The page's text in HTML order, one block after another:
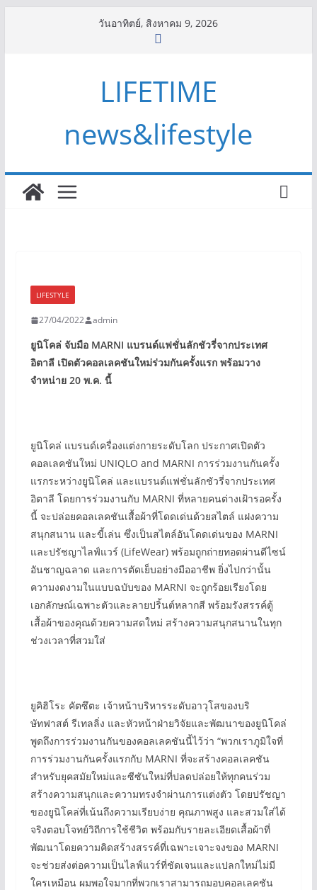
วันอาทิตย์, สิงหาคม 9, 2026
LIFETIME
news&lifestyle
LIFESTYLE
27/04/2022 admin
ยูนิโคล่ จับมือ MARNI แบรนด์แฟชั่นลักชัวรี่จากประเทศ
อิตาลี เปิดตัวคอลเลคชันใหม่ร่วมกันครั้งแรก พร้อมวาง
จำหน่าย 20พ.ค. นี้
ยูนิโคล่ แบรนด์เครื่องแต่งกายระดับโลก ประกาศเปิดตัว
คอลเลคชันใหม่ UNIQLO and MARNI การร่วมงานกันครั้ง
แรกระหว่างยูนิโคล่ และแบรนด์แฟชั่นลักชัวรี่จากประเทศ
อิตาลี โดยการร่วมงานกับ MARNI ที่หลายคนต่างเฝ้ารอครั้ง
นี้ จะปล่อยคอลเลคชันเสื้อผ้าที่โดดเด่นด้วยสไตล์ แฝงความ
สนุกสนาน และขี้เล่น ซึ่งเป็นสไตล์อันโดดเด่นของ MARNI
และปรัชญาไลฟ์แวร์ (LifeWear) พร้อมถูกถ่ายทอดผ่านดีไซน์
อันชาญฉลาด และการตัดเย็บอย่างมืออาชีพ ยิ่งไปกว่านั้น
ความงดงามในแบบฉบับของ MARNI จะถูกร้อยเรียงโดย
เอกลักษณ์เฉพาะตัวและลายปริ้นต์หลากสี พร้อมรังสรรค์ตู้
เสื้อผ้าของคุณด้วยความสดใหม่ สร้างความสนุกสนานในทุก
ช่วงเวลาที่สวมใส่
ยูคิฮิโระ คัตซึตะ เจ้าหน้าบริหารระดับอาวุโสของบริ
ษัทฟาสต์ รีเทลลิ่ง และหัวหน้าฝ่ายวิจัยและพัฒนาของยูนิโคล่
พูดถึงการร่วมงานกันของคอลเลคชันนี้ไว้ว่า “พวกเราภูมิใจที่
การร่วมงานกันครั้งแรกกับ MARNI ที่จะสร้างคอลเลคชัน
สำหรับยุคสมัยใหม่และซีซันใหม่ที่ปลดปล่อยให้ทุกคนร่วม
สร้างความสนุกและความทรงจำผ่านการแต่งตัว โดยปรัชญา
ของยูนิโคล่ที่เน้นถึงความเรียบง่าย คุณภาพสูง และสวมใส่ได้
จริงตอบโจทย์วิถีการใช้ชีวิต พร้อมกับรายละเอียดเสื้อผ้าที่
พัฒนาโดยความคิดสร้างสรรค์ที่เฉพาะเจาะจงของ MARNI
จะช่วยส่งต่อความเป็นไลฟ์แวร์ที่ชัดเจนและแปลกใหม่ไม่มี
ใครเหมือน ผมพอใจมากที่พวกเราสามารถมอบคอลเลคชัน